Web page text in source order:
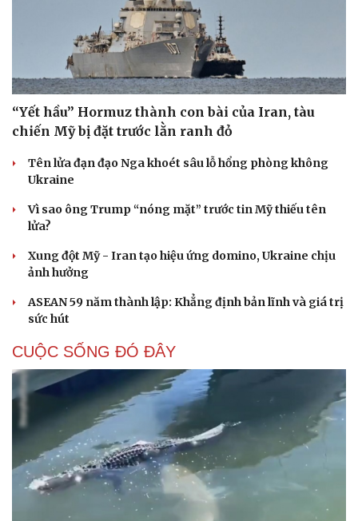
“Yết hầu” Hormuz thành con bài của Iran, tàu
chiến Mỹ bị đặt trước lằn ranh đỏ
Tên lửa đạn đạo Nga khoét sâu lỗ hổng phòng không
Ukraine
Vì sao ông Trump “nóng mặt” trước tin Mỹ thiếu tên
lửa?
Xung đột Mỹ - Iran tạo hiệu ứng domino, Ukraine chịu
ảnh hưởng
ASEAN 59 năm thành lập: Khẳng định bản lĩnh và giá trị
sức hút
CUỘC SỐNG ĐÓ ĐÂY